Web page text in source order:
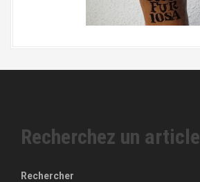
Recherchez un article
Rechercher